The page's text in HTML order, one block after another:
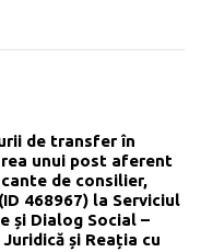
de transfer în
unui post aferent
de consilier,
468967) la Serviciul
și Dialog Social –
și Reația cu